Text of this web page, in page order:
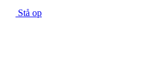
Stå op